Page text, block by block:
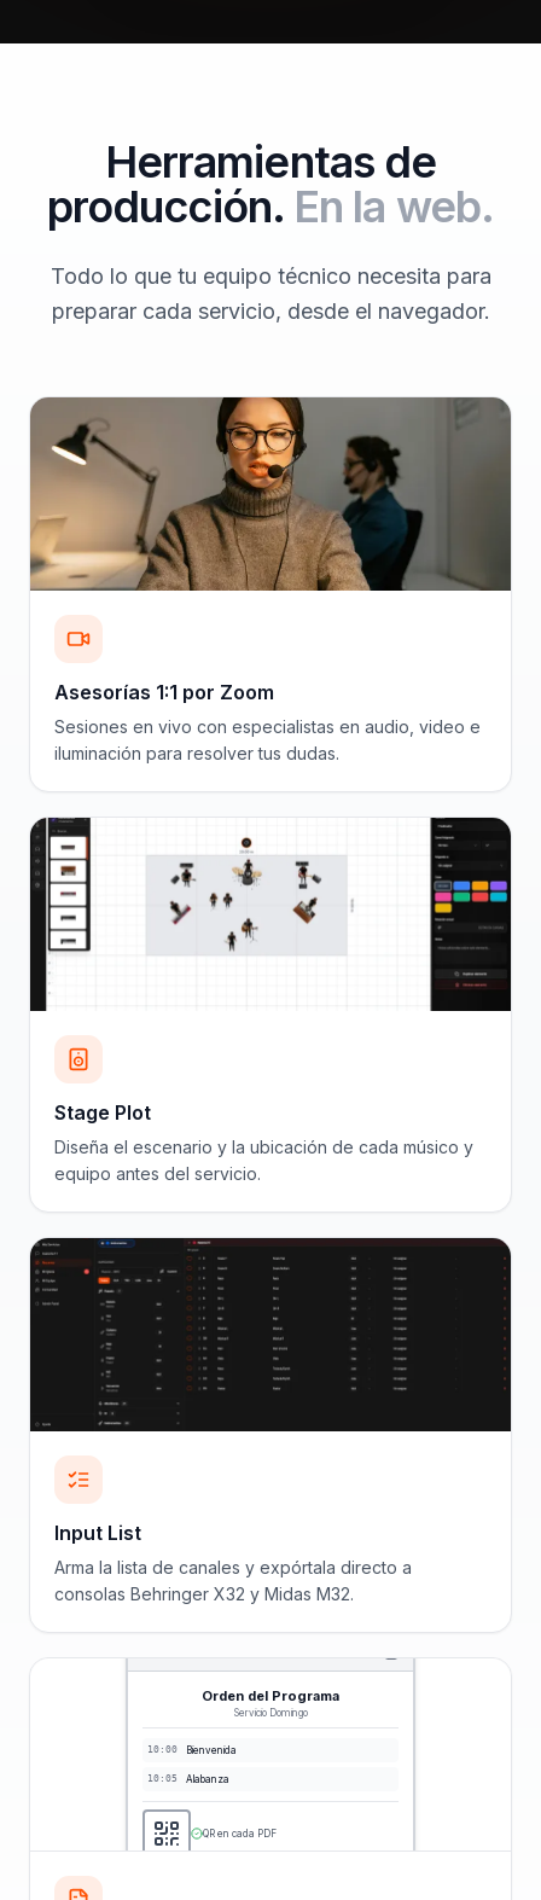
Herramientas de
producción. En la web.
Todo lo que tu equipo técnico necesita para
preparar cada servicio, desde el navegador.
Asesorías 1:1 por Zoom
Sesiones en vivo con especialistas en audio, video e
iluminación para resolver tus dudas.
Stage Plot
Diseña el escenario y la ubicación de cada músico y
equipo antes del servicio.
Input List
Arma la lista de canales y expórtala directo a
consolas Behringer X32 y Midas M32.
Orden del Programa
Servicio Domingo
10:00 Bienvenida
10:05 Alabanza
QR en cada PDF